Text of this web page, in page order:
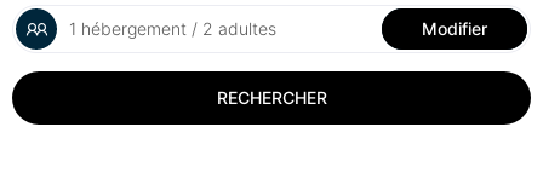
1 hébergement / 2 adultes Modifier